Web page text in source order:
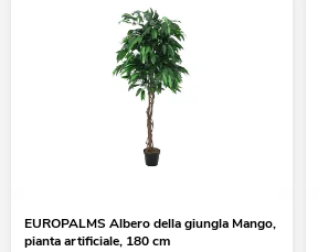
EUROPALMS Albero della giungla Mango,
pianta artificiale, 180 cm